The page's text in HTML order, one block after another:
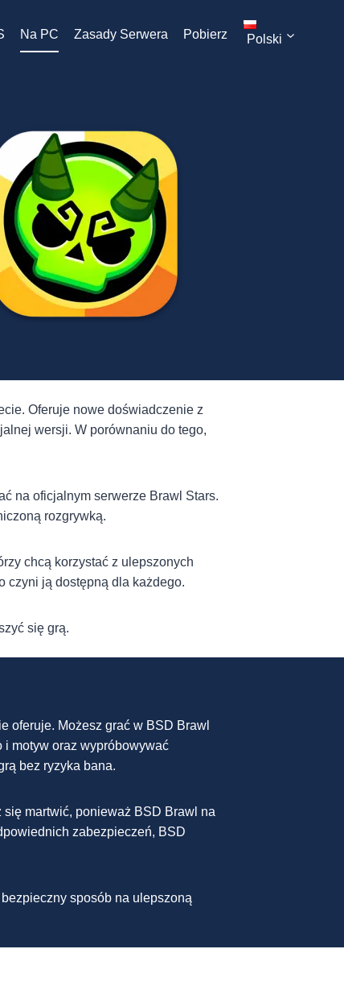
Na PC Zasady Serwera Pobierz Polski
Oferuje nowe doświadczenie z
wersji. W porównaniu do tego,
na oficjalnym serwerze Brawl Stars.
rozgrywką.
chcą korzystać z ulepszonych
czyni ją dostępną dla każdego.
się grą.
oferuje. Możesz grać w BSD Brawl
i motyw oraz wypróbowywać
bez ryzyka bana.
martwić, ponieważ BSD Brawl na
zabezpieczeń, BSD
sposób na ulepszoną